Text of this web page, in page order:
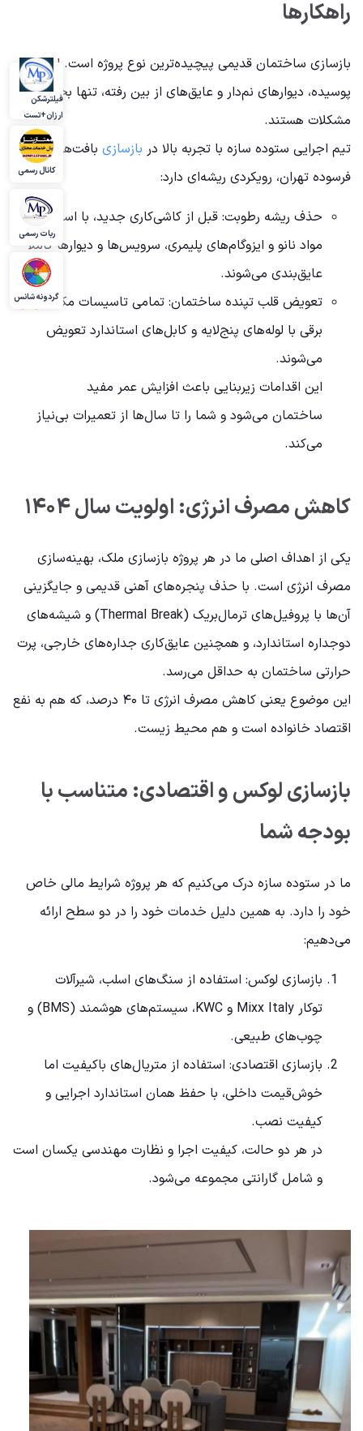
راهکارها
بازسازی ساختمان قدیمی پیچیده‌ترین نوع پروژه است. لوله‌های
پوسیده، دیوارهای نم‌دار و عایق‌های از بین رفته، تنها بخشی از
مشکلات هستند.
تیم اجرایی ستوده سازه با تجربه بالا در بازسازی بافت‌های
فرسوده تهران، رویکردی ریشه‌ای دارد:
حذف ریشه رطوبت: قبل از کاشی‌کاری جدید، با استفاده از
مواد نانو و ایزوگام‌های پلیمری، سرویس‌ها و دیوارها کاملاً
عایق‌بندی می‌شوند.
تعویض قلب تپنده ساختمان: تمامی تاسیسات مکانیکی و
برقی با لوله‌های پنج‌لایه و کابل‌های استاندارد تعویض
می‌شوند.
این اقدامات زیربنایی باعث افزایش عمر مفید
ساختمان می‌شود و شما را تا سال‌ها از تعمیرات بی‌نیاز
می‌کند.
کاهش مصرف انرژی: اولویت سال ۱۴۰۴
یکی از اهداف اصلی ما در هر پروژه بازسازی ملک، بهینه‌سازی
مصرف انرژی است. با حذف پنجره‌های آهنی قدیمی و جایگزینی
آن‌ها با پروفیل‌های ترمال‌بریک (Thermal Break) و شیشه‌های
دوجداره استاندارد، و همچنین عایق‌کاری جداره‌های خارجی، پرت
حرارتی ساختمان به حداقل می‌رسد.
این موضوع یعنی کاهش مصرف انرژی تا ۴۰ درصد، که هم به نفع
اقتصاد خانواده است و هم محیط زیست.
بازسازی لوکس و اقتصادی: متناسب با
بودجه شما
ما در ستوده سازه درک می‌کنیم که هر پروژه شرایط مالی خاص
خود را دارد. به همین دلیل خدمات خود را در دو سطح ارائه
می‌دهیم:
بازسازی لوکس: استفاده از سنگ‌های اسلب، شیرآلات
توکار Mixx Italy و KWC، سیستم‌های هوشمند (BMS) و
چوب‌های طبیعی.
بازسازی اقتصادی: استفاده از متریال‌های باکیفیت اما
خوش‌قیمت داخلی، با حفظ همان استاندارد اجرایی و
کیفیت نصب.
در هر دو حالت، کیفیت اجرا و نظارت مهندسی یکسان است
و شامل گارانتی مجموعه می‌شود.
فیلترشکن
ارزان+تست
کانال رسمی
ربات رسمی
گردونه شانس